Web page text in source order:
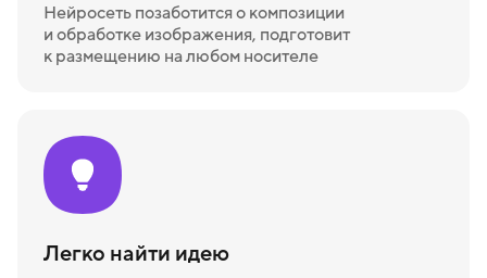
Нейросеть позаботится о композиции
и обработке изображения, подготовит
к размещению на любом носителе
Легко найти идею